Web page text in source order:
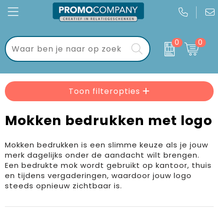
0 0
Kantoor
Gadgets
Keycords & sleutelhangers
Eten & drinken
Sport & vrije tijd
Wonen & lifestyle
Tassen
Bloemen, planten en bomen
Drank en Borrel
Handdoeken, Kleding en Tassen
Mokken, flessen en bekers
Verkeer en Reizen
Brievenbuspakketten
Brievenbustaart
Dag van de Zorg
Geschenksets
Golf geschenkverpakkingen
Kerstgeschenken
Kraamcadeaus
Toon filteropties
Mokken bedrukken met logo
Mokken bedrukken is een slimme keuze als je jouw
merk dagelijks onder de aandacht wilt brengen.
Een bedrukte mok wordt gebruikt op kantoor, thuis
en tijdens vergaderingen, waardoor jouw logo
steeds opnieuw zichtbaar is.